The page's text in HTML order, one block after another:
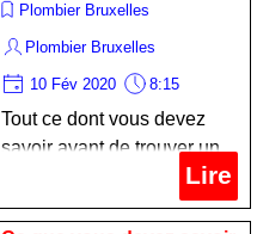
Plombier Bruxelles
Plombier Bruxelles
10 Fév 2020 8:15
Tout ce dont vous devez
savoir avant de trouver un
Technicien chauffagist
Lire